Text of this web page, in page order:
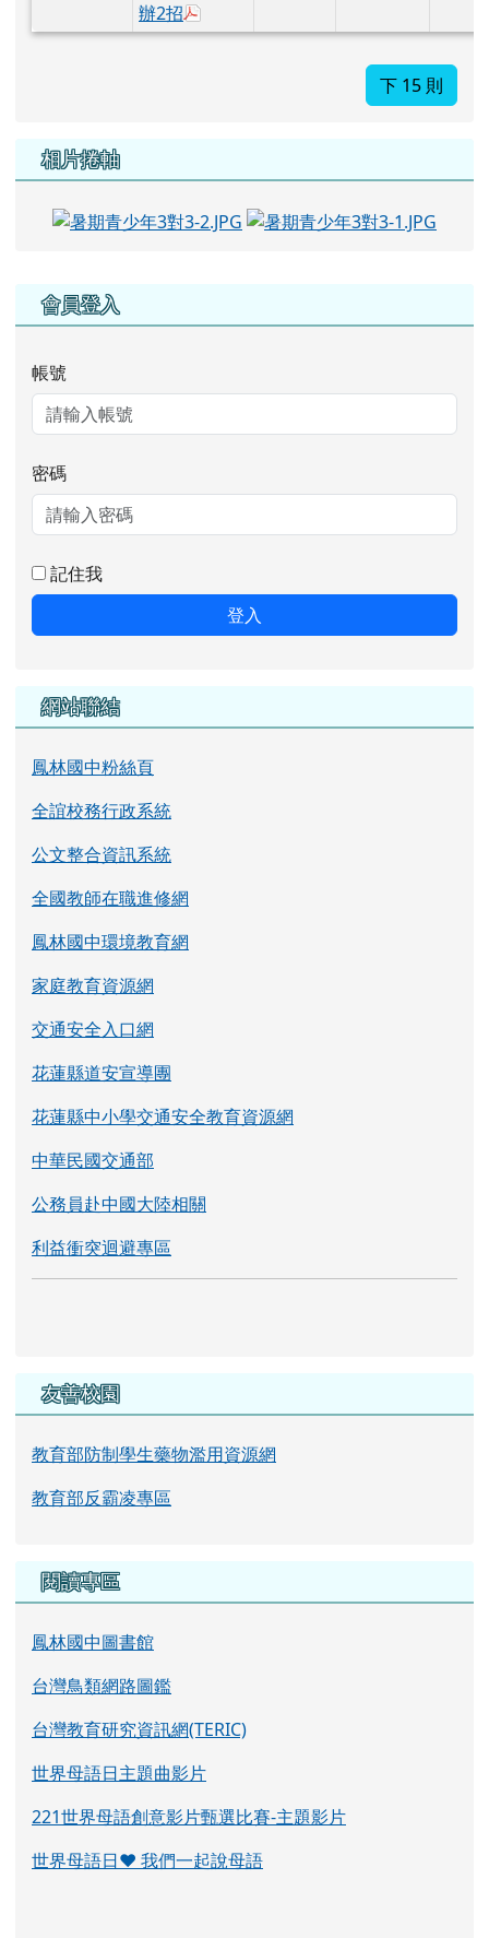
辦2招
下 15 則
相片捲軸
photo-5
左邊區域內容
會員登入
帳號
密碼
記住我
登入
網站聯結
鳳林國中粉絲頁
全誼校務行政系統
公文整合資訊系統
全國教師在職進修網
鳳林國中環境教育網
家庭教育資源網
交通安全入口網
花蓮縣道安宣導團
花蓮縣中小學交通安全教育資源網
中華民國交通部
公務員赴中國大陸相關
利益衝突迴避專區
友善校園
教育部防制學生藥物濫用資源網
教育部反霸凌專區
閱讀專區
鳳林國中圖書館
台灣鳥類網路圖鑑
台灣教育研究資訊網(TERIC)
世界母語日主題曲影片
221世界母語創意影片甄選比賽-主題影片
世界母語日♥ 我們一起說母語